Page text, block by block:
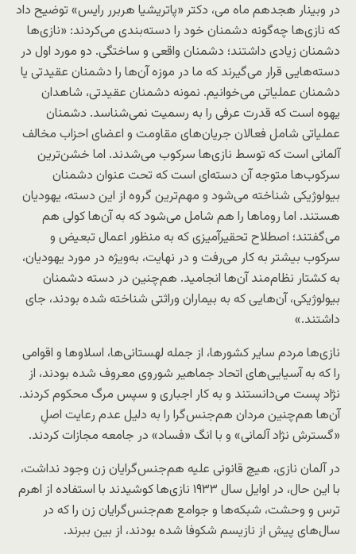
در وبینار هجدهم ماه می، دکتر «پاتریشیا هربرر رایس» توضیح داد
که نازی‌ها چه‌گونه دشمنان خود را دسته‌بندی می‌کردند: «نازی‌ها
دشمنان زیادی داشتند؛ دشمنان واقعی و ساختگی. دو مورد اول در
دسته‌هایی قرار می‌گیرند که ما در موزه آن‌ها را دشمنان عقیدتی یا
دشمنان عملیاتی می‌خوانیم. نمونه‌ دشمنان عقیدتی، شاهدان
یهوه‌ است که قدرت عرفی را به رسمیت نمی‌شناسد. دشمنان
عملیاتی شامل فعالان جریان‌های مقاومت و اعضای احزاب مخالف
آلمانی است که توسط نازی‌ها سرکوب می‌شدند. اما خشن‌ترین
سرکوب‌ها متوجه آن دسته‌ای است که تحت عنوان دشمنان
بیولوژیکی شناخته می‌شود و مهم‌ترین گروه از این دسته، یهودیان‌
هستند. اما روماها را هم شامل می‌شود که به آن‌ها کولی‌ هم
می‌گفتند؛ اصطلاح تحقیرآمیزی که به‌ منظور اعمال تبعیض و
سرکوب بیشتر به‌ کار می‌رفت و در نهایت، به‌‌ویژه در مورد یهودیان،
به کشتار نظام‌مند آن‌ها انجامید. هم‌چنین در دسته دشمنان
بیولوژیکی، آن‌هایی که به بیماران وراثتی شناخته شده بودند، جای
داشتند.»
نازی‌ها مردم سایر کشورها، از جمله لهستانی‌ها، اسلاوها و اقوامی
را که به آسیایی‌های اتحاد جماهیر شوروی معروف شده بودند، از
نژاد پست می‌دانستند و به کار اجباری و سپس مرگ محکوم کردند.
آن‌ها هم‌چنین مردان هم‌جنس‌گرا را به دلیل عدم رعایت اصلِ
«گسترش نژاد آلمانی» و با انگ «فساد» در جامعه مجازات کردند.
در آلمان نازی، هیچ قانونی علیه هم‌جنس‌گرایان زن وجود نداشت،
با این حال، در اوایل سال ۱۹۳۳ نازی‌ها کوشیدند با استفاده از اهرم
ترس و وحشت، شبکه‌ها و جوامع هم‌جنس‌گرایان زن را که در
سال‌های پیش از نازیسم شکوفا شده بودند، از بین ببرند.